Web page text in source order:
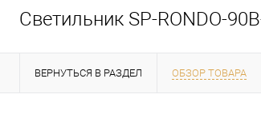
Светильник SP-RONDO-
ВЕРНУТЬСЯ В РАЗДЕЛ ОБЗОР ТОВАРА